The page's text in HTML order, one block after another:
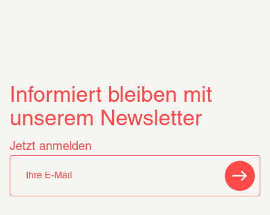
Informiert bleiben mit
unserem Newsletter
Jetzt anmelden